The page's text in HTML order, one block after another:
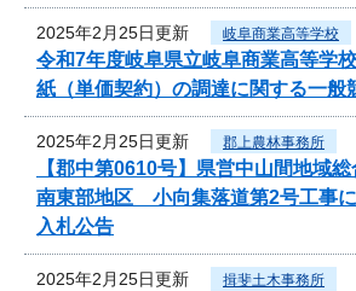
2025年2月25日更新 岐阜商業高等学校
令和7年度岐阜県立岐阜商業高等学
紙（単価契約）の調達に関する一般
2025年2月25日更新 郡上農林事務所
【郡中第0610号】県営中山間地域
南東部地区 小向集落道第2号工事
入札公告
2025年2月25日更新 揖斐土木事務所